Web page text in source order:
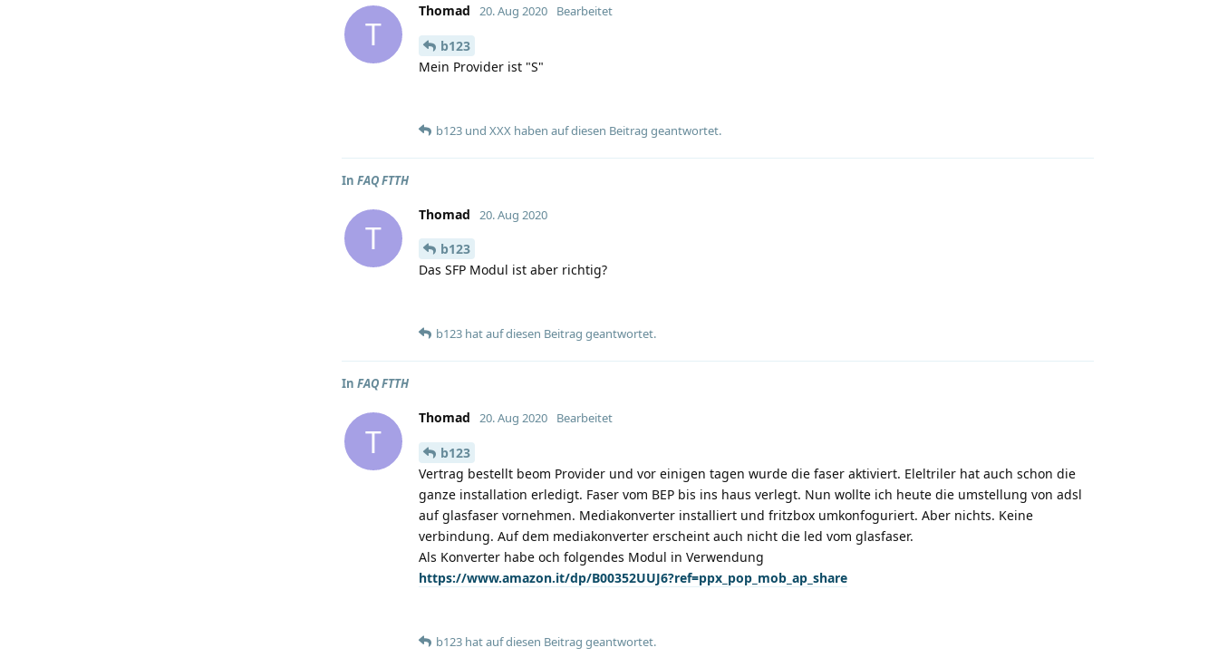
T
Thomad 20. Aug 2020 Bearbeitet
b123
Mein Provider ist "S"
b123 und XXX haben auf diesen Beitrag geantwortet.
In FAQ FTTH
T
Thomad 20. Aug 2020
b123
Das SFP Modul ist aber richtig?
b123 hatauf diesen Beitrag geantwortet.
In FAQ FTTH
T
Thomad 20. Aug 2020 Bearbeitet
b123
Vertrag bestellt beom Provider und vor einigen tagen wurde die faser aktiviert. Eleltriler hat auch schon die
ganze installation erledigt. Faser vom BEP bis ins haus verlegt. Nun wollte ich heute die umstellung von adsl
auf glasfaser vornehmen. Mediakonverter installiert und fritzbox umkonfoguriert. Aber nichts. Keine
verbindung. Auf dem mediakonverter erscheint auch nicht die led vom glasfaser.
Als Konverter habe och folgendes Modul in Verwendung
https://www.amazon.it/dp/B00352UUJ6?ref=ppx_pop_mob_ap_share
b123 hatauf diesen Beitrag geantwortet.